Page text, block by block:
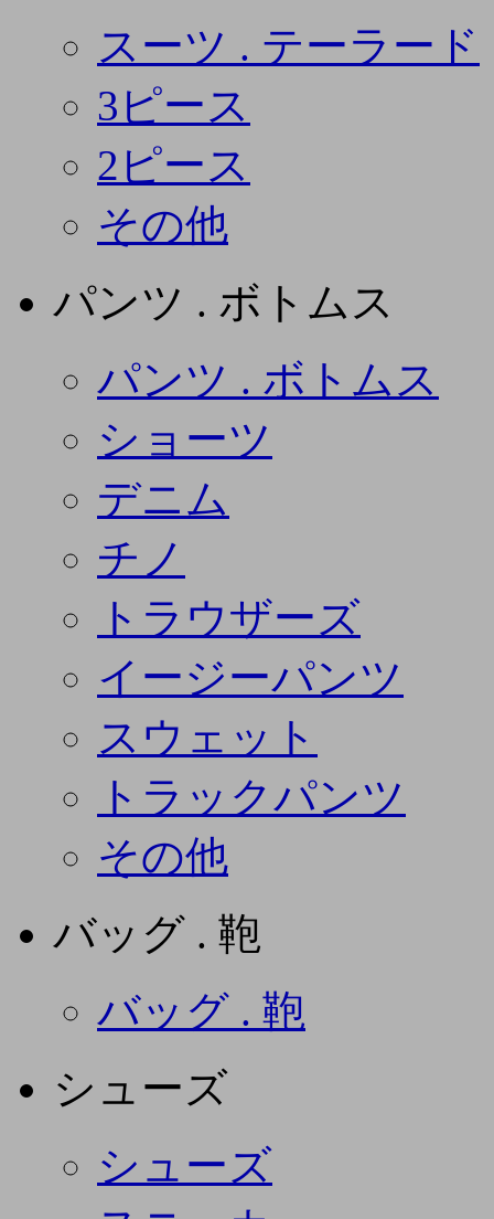
スーツ . テーラード
3ピース
2ピース
その他
パンツ . ボトムス
パンツ . ボトムス
ショーツ
デニム
チノ
トラウザーズ
イージーパンツ
スウェット
トラックパンツ
その他
バッグ . 鞄
バッグ . 鞄
シューズ
シューズ